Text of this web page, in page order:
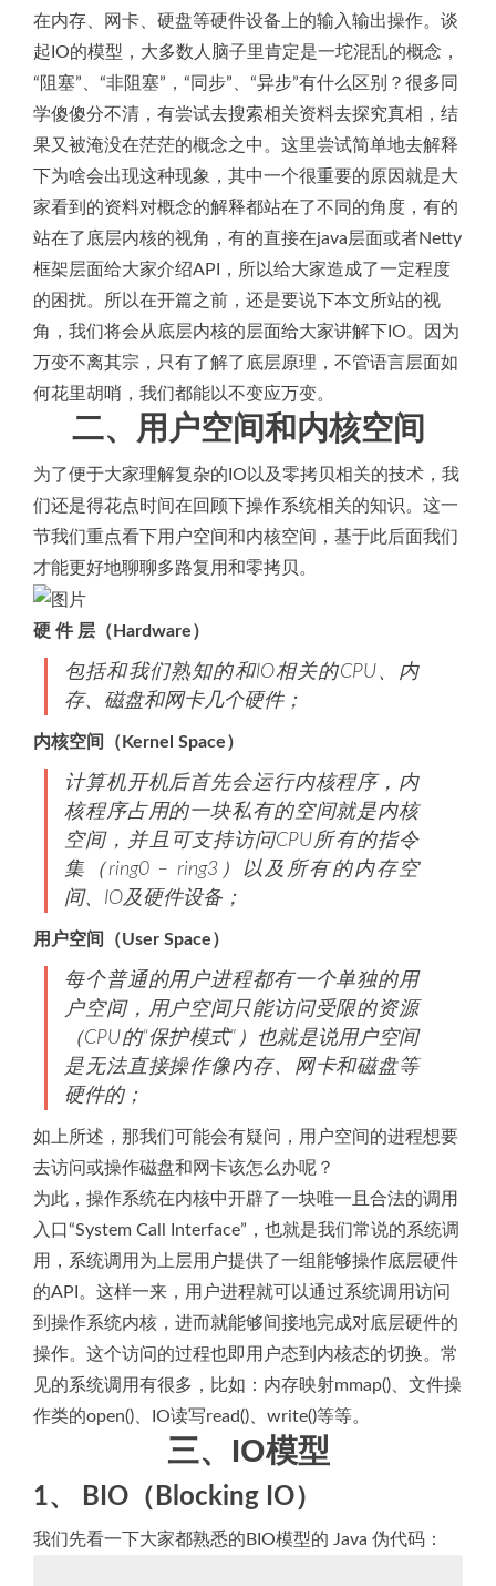
在内存、网卡、硬盘等硬件设备上的输入输出操作。谈
起IO的模型，大多数人脑子里肯定是一坨混乱的概念，
“阻塞”、“非阻塞”，“同步”、“异步”有什么区别？很多同
学傻傻分不清，有尝试去搜索相关资料去探究真相，结
果又被淹没在茫茫的概念之中。这里尝试简单地去解释
下为啥会出现这种现象，其中一个很重要的原因就是大
家看到的资料对概念的解释都站在了不同的角度，有的
站在了底层内核的视角，有的直接在java层面或者Netty
框架层面给大家介绍API，所以给大家造成了一定程度
的困扰。所以在开篇之前，还是要说下本文所站的视
角，我们将会从底层内核的层面给大家讲解下IO。因为
万变不离其宗，只有了解了底层原理，不管语言层面如
何花里胡哨，我们都能以不变应万变。
二、用户空间和内核空间
为了便于大家理解复杂的IO以及零拷贝相关的技术，我
们还是得花点时间在回顾下操作系统相关的知识。这一
节我们重点看下用户空间和内核空间，基于此后面我们
才能更好地聊聊多路复用和零拷贝。
硬 件 层（Hardware）
包括和我们熟知的和IO相关的CPU、内
存、磁盘和网卡几个硬件；
内核空间（Kernel Space）
计算机开机后首先会运行内核程序，内
核程序占用的一块私有的空间就是内核
空间，并且可支持访问CPU所有的指令
集（ring0 – ring3）以及所有的内存空
间、IO及硬件设备；
用户空间（User Space）
每个普通的用户进程都有一个单独的用
户空间，用户空间只能访问受限的资源
（CPU的“保护模式”）也就是说用户空间
是无法直接操作像内存、网卡和磁盘等
硬件的；
如上所述，那我们可能会有疑问，用户空间的进程想要
去访问或操作磁盘和网卡该怎么办呢？
为此，操作系统在内核中开辟了一块唯一且合法的调用
入口“System Call Interface”，也就是我们常说的系统调
用，系统调用为上层用户提供了一组能够操作底层硬件
的API。这样一来，用户进程就可以通过系统调用访问
到操作系统内核，进而就能够间接地完成对底层硬件的
操作。这个访问的过程也即用户态到内核态的切换。常
见的系统调用有很多，比如：内存映射mmap()、文件操
作类的open()、IO读写read()、write()等等。
三、IO模型
1、 BIO（Blocking IO）
我们先看一下大家都熟悉的BIO模型的 Java 伪代码：